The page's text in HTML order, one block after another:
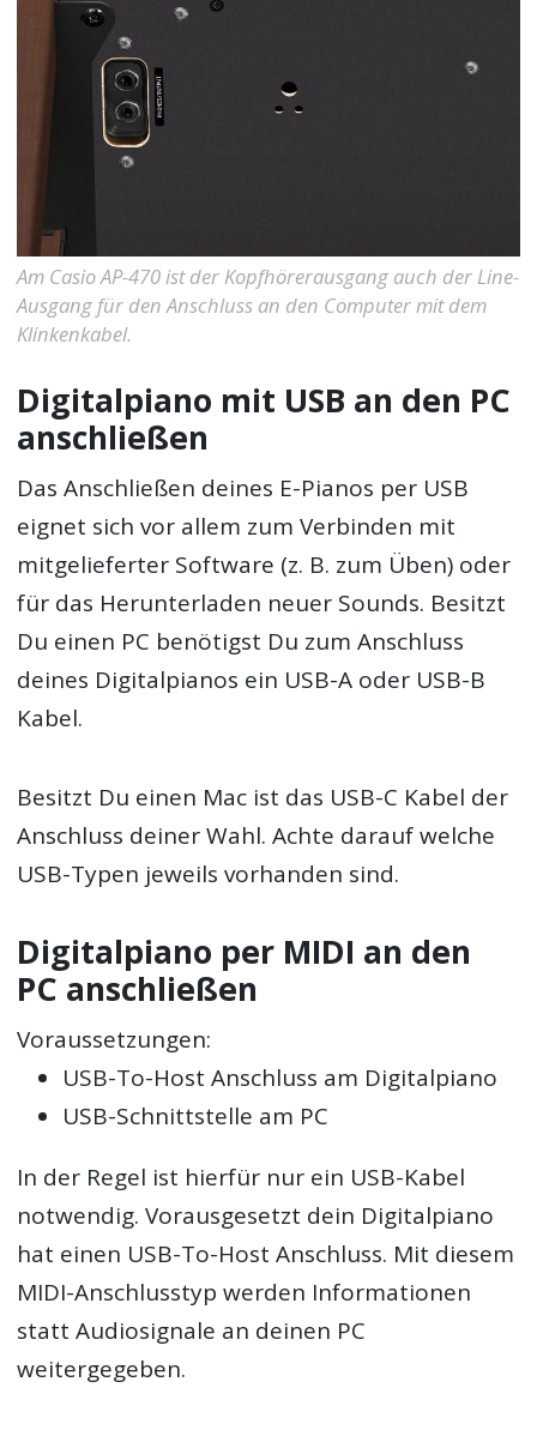
Am Casio AP-470 ist der Kopfhörerausgang auch der Line-
Ausgang für den Anschluss an den Computer mit dem
Klinkenkabel.
Digitalpiano mit USB an den PC
anschließen
Das Anschließen deines E-Pianos per USB
eignet sich vor allem zum Verbinden mit
mitgelieferter Software (z. B. zum Üben) oder
für das Herunterladen neuer Sounds. Besitzt
Du einen PC benötigst Du zum Anschluss
deines Digitalpianos ein USB-A oder USB-B
Kabel.
Besitzt Du einen Mac ist das USB-C Kabel der
Anschluss deiner Wahl. Achte darauf welche
USB-Typen jeweils vorhanden sind.
Digitalpiano per MIDI an den
PC anschließen
Voraussetzungen:
USB-To-Host Anschluss am Digitalpiano
USB-Schnittstelle am PC
In der Regel ist hierfür nur ein USB-Kabel
notwendig. Vorausgesetzt dein Digitalpiano
hat einen USB-To-Host Anschluss. Mit diesem
MIDI-Anschlusstyp werden Informationen
statt Audiosignale an deinen PC
weitergegeben.